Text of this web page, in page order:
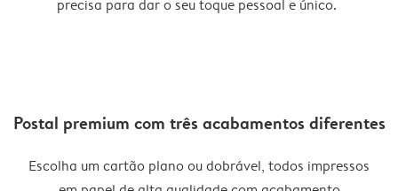
precisa para dar o seu toque pessoal e único.
Postal premium com três acabamentos diferentes
Escolha um cartão plano ou dobrável, todos impressos